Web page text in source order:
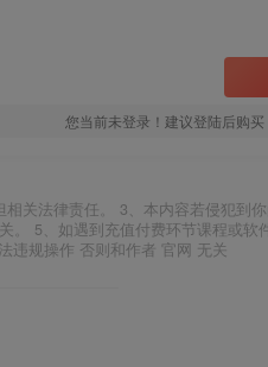
您当前未登录！建议登陆后购
关法律责任。 3、本内容若侵犯到
。 5、如遇到充值付费环节课程或软
违规操作 否则和作者 官网 无关